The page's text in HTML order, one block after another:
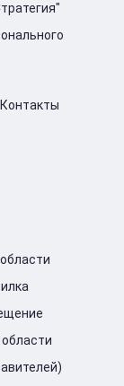
Контакты